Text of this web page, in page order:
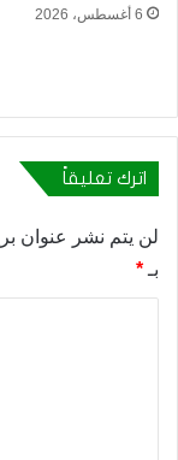
6 أغسطس، 2026
اترك تعليقاً
لن يتم نشر عنوان
بـ *